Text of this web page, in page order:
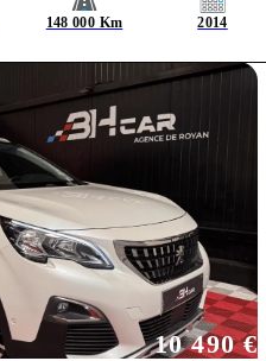
148 000 Km 2014
10 490 €